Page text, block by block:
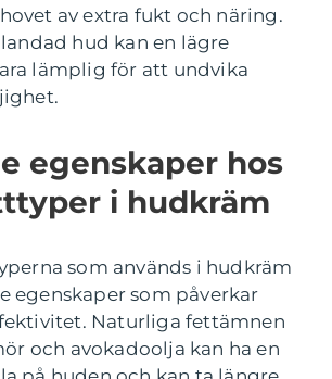
av extra fukt och näring.
hud kan en lägre
lämplig för att undvika
egenskaper hos
i hudkräm
som används i hudkräm
egenskaper som påverkar
Naturliga fettämnen
och avokadoolja kan ha en